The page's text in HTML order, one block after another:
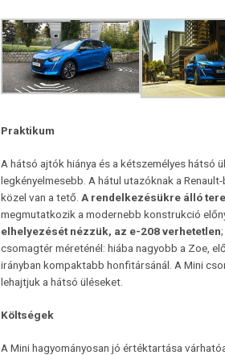
Praktikum
A hátsó ajtók hiánya és a kétszemélyes hátsó
legkényelmesebb. A hátul utazóknak a
közel van a tető. A rendelkezésükre álló
megmutatkozik a modernebb konstrukció
elhelyezését nézzük, az e-208 verhetetlen
csomagtér méreténél: hiába nagyobb a Zoe,
irányban kompaktabb honfitársánál. A Mini
lehajtjuk a hátsó üléseket.
Költségek
A Mini hagyományosan jó értéktartása